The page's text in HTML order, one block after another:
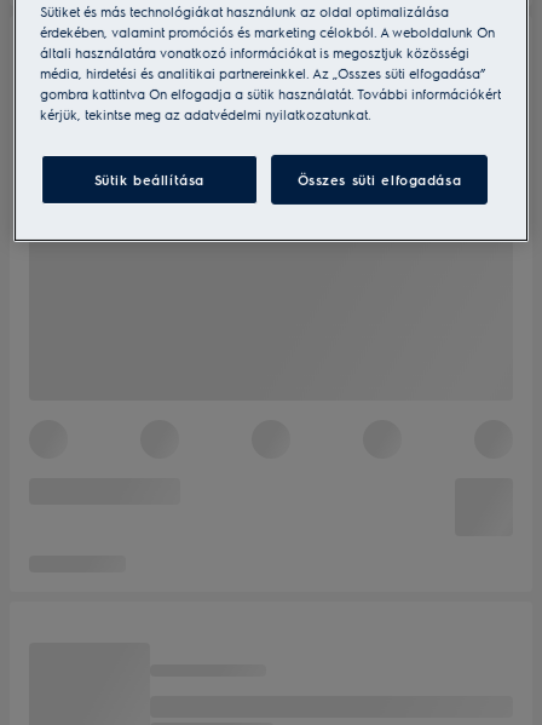
Sütiket és más technológiákat használunk az oldal optimalizálása
érdekében, valamint promóciós és marketing célokból. A weboldalunk Ön
általi használatára vonatkozó információkat is megosztjuk közösségi
média, hirdetési és analitikai partnereinkkel. Az „Összes süti elfogadása”
gombra kattintva Ön elfogadja a sütik használatát. További információkért
kérjük, tekintse meg az adatvédelmi nyilatkozatunkat.
Sütik beállítása Összes süti elfogadása